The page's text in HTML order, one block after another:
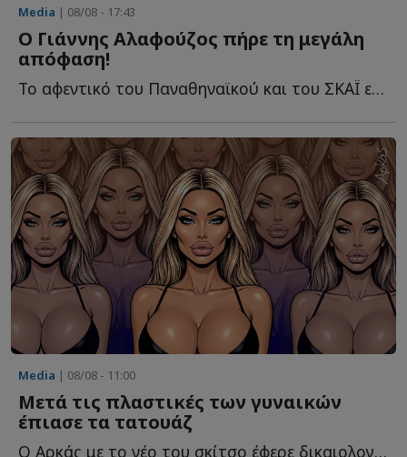
Media | 08/08 - 17:43
Ο Γιάννης Αλαφούζος πήρε τη μεγάλη
απόφαση!
Το αφεντικό του Παναθηναϊκού και του ΣΚΑΪ ετοιμάζεται γ...
Media | 08/08 - 11:00
Μετά τις πλαστικές των γυναικών
έπιασε τα τατουάζ
Ο Αρκάς με το νέο του σκίτσο έφερε δικαιολογημένα α...